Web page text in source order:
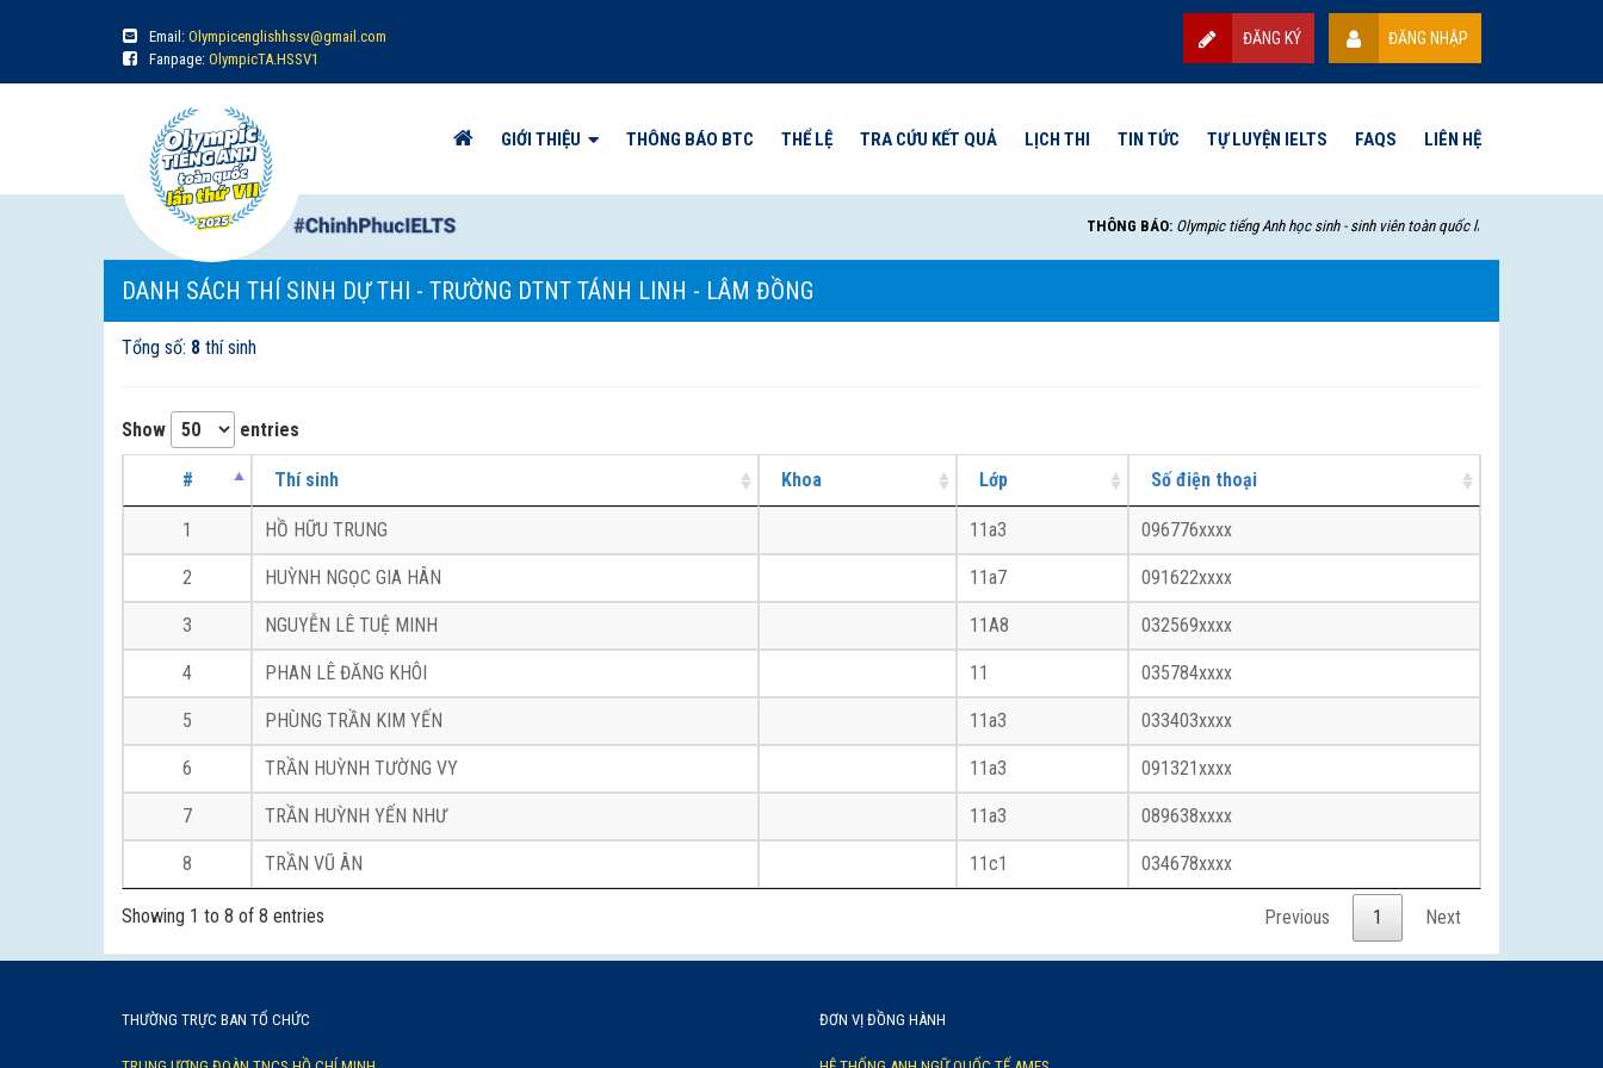
Email: Olympicenglishhssv@gmail.com
Fanpage: OlympicTA.HSSV1
ĐĂNG KÝ ĐĂNG NHẬP
THÔNG BÁO: Olympic tiếng Anh học sinh - sinh viên toàn quốc lần thứ VII - 2025 sẽ
GIỚI THIỆU THÔNG BÁO BTC THỂ LỆ TRA CỨU KẾT QUẢ LỊCH THI TIN TỨC TỰ LUYỆN IELTS FAQS LIÊN HỆ
DANH SÁCH THÍ SINH DỰ THI - TRƯỜNG DTNT TÁNH LINH - LÂM ĐỒNG
Tổng số: 8 thí sinh
Show entries
# Thí sinh Khoa Lớp Số điện thoại
1 HỒ HỮU TRUNG 11a3 096776xxxx
2 HUỲNH NGỌC GIA HÂN 11a7 091622xxxx
3 NGUYỄN LÊ TUỆ MINH 11A8 032569xxxx
4 PHAN LÊ ĐĂNG KHÔI 11 035784xxxx
5 PHÙNG TRẦN KIM YẾN 11a3 033403xxxx
6 TRẦN HUỲNH TƯỜNG VY 11a3 091321xxxx
7 TRẦN HUỲNH YẾN NHƯ 11a3 089638xxxx
8 TRẦN VŨ ÂN 11c1 034678xxxx
Showing 1 to 8 of 8 entries Previous 1 Next
THƯỜNG TRỰC BAN TỔ CHỨC ĐƠN VỊ ĐỒNG HÀNH